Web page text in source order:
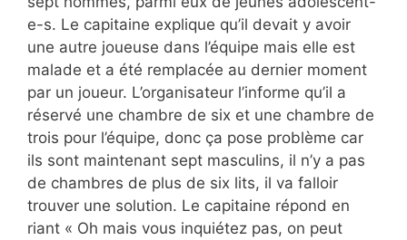
e-s. Le capitaine explique qu’il devait y avoir
une autre joueuse dans l’équipe mais elle est
malade et a été remplacée au dernier moment
par un joueur. L’organisateur l’informe qu’il a
réservé une chambre de six et une chambre de
trois pour l’équipe, donc ça pose problème car
ils sont maintenant sept masculins, il n’y a pas
de chambres de plus de six lits, il va falloir
trouver une solution. Le capitaine répond en
riant « Oh mais vous inquiétez pas, on peut